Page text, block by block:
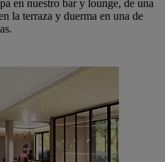
en nuestro bar y lounge, de una
la terraza y duerma en una de